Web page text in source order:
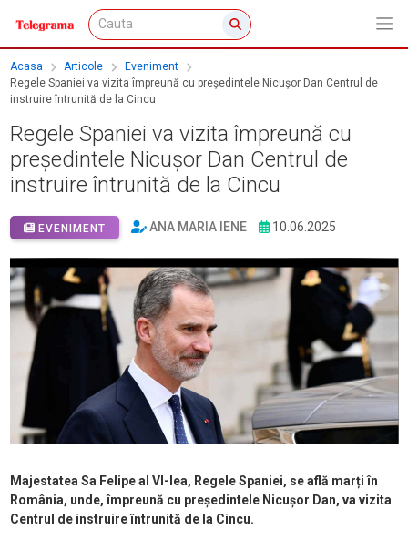
Acasa Articole
Eveniment
Regele Spaniei va vizita împreună cu președintele Nicușor Dan Centrul de
instruire întrunită de la Cincu
Regele Spaniei va vizita împreună cu
președintele Nicușor Dan Centrul de
instruire întrunită de la Cincu
EVENIMENT ANA MARIA IENE 10.06.2025
Majestatea Sa Felipe al VI-lea, Regele Spaniei, se află marți în
România, unde, împreună cu președintele Nicușor Dan, va vizita
Centrul de instruire întrunită de la Cincu.